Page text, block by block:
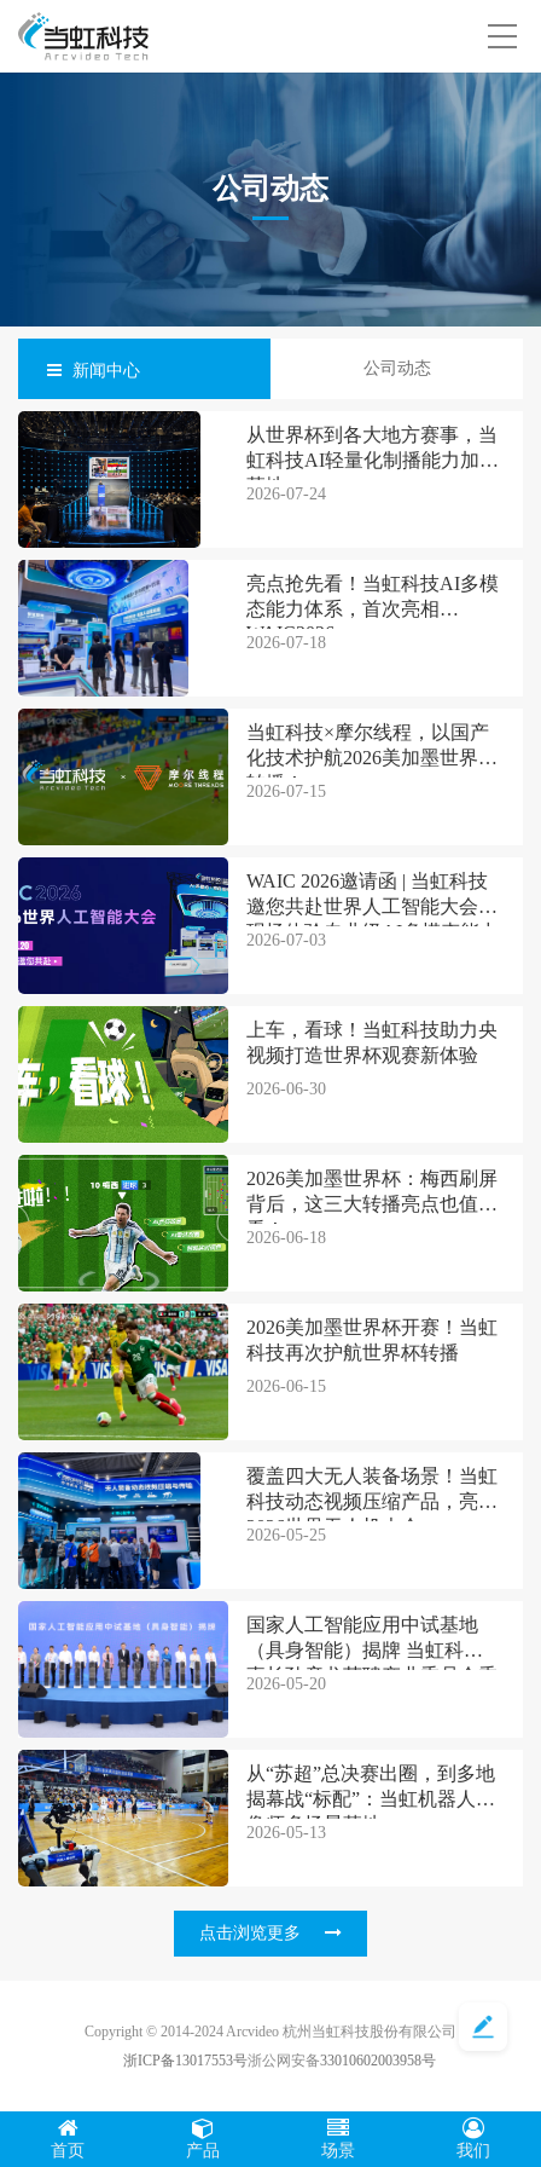
公司动态
新闻中心 公司动态
从世界杯到各大地方赛事，当
虹科技AI轻量化制播能力加速
落地
2026-07-24
亮点抢先看！当虹科技AI多模
态能力体系，首次亮相
WAIC2026
2026-07-18
当虹科技×摩尔线程，以国产
化技术护航2026美加墨世界杯
转播！
2026-07-15
WAIC 2026邀请函 | 当虹科技
邀您共赴世界人工智能大会，
现场体验专业级AI多模态能力
2026-07-03
上车，看球！当虹科技助力央
视频打造世界杯观赛新体验
2026-06-30
2026美加墨世界杯：梅西刷屏
背后，这三大转播亮点也值得
看！
2026-06-18
2026美加墨世界杯开赛！当虹
科技再次护航世界杯转播
2026-06-15
覆盖四大无人装备场景！当虹
科技动态视频压缩产品，亮相
2026世界无人机大会
2026-05-25
国家人工智能应用中试基地
（具身智能）揭牌 当虹科技董
事长孙彦龙获聘产业委员会委
2026-05-20
从“苏超”总决赛出圈，到多地
揭幕战“标配”：当虹机器人摄
像师多场景落地
2026-05-13
点击浏览更多
Copyright © 2014-2024 Arcvideo 杭州当虹科技股份有限公司
浙ICP备13017553号浙公网安备33010602003958号
首页 产品 场景 我们